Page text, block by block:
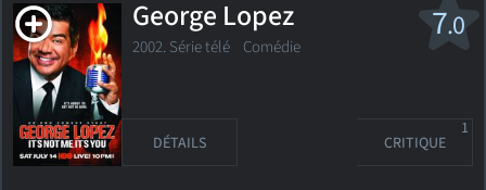
7.0
George Lopez
2002. Série télé Comédie
DÉTAILS CRITIQUE
1